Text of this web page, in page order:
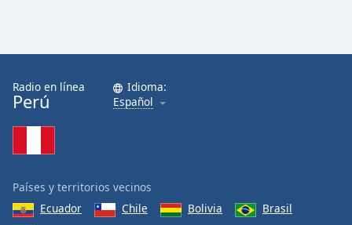
Radio en línea
Perú
Idioma:
Español
Países y territorios vecinos
Ecuador
Chile Bolivia
Brasil